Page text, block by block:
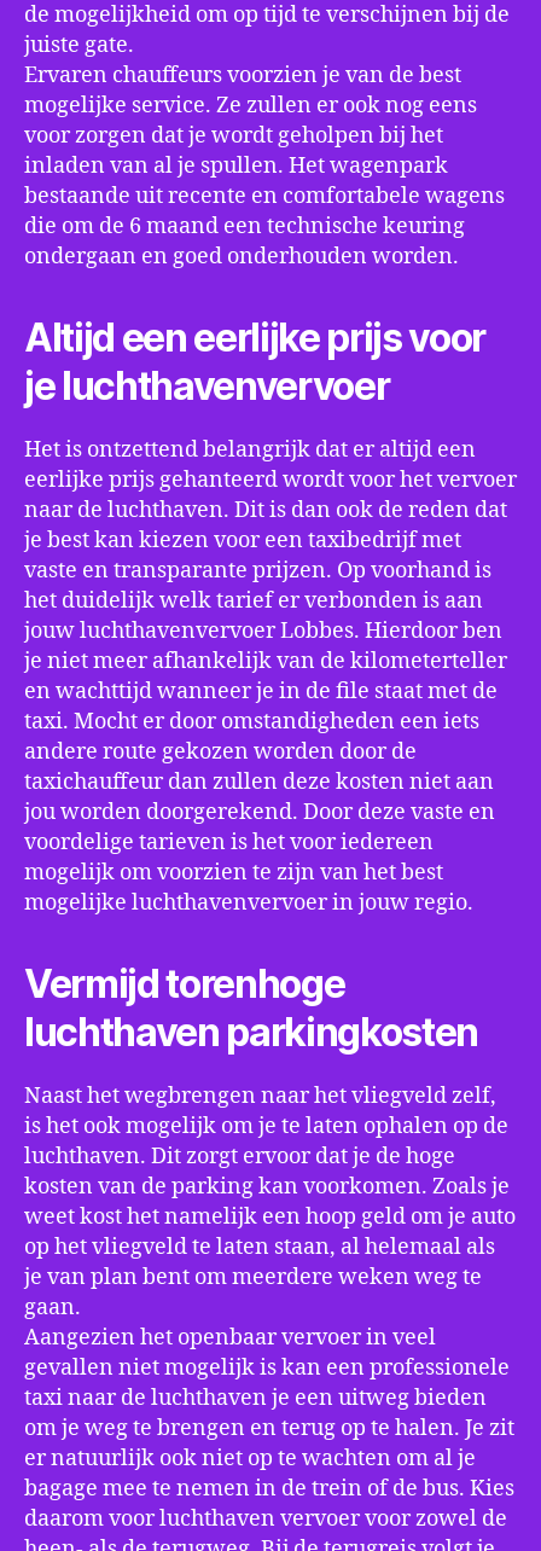
de mogelijkheid om op tijd te verschijnen bij de
juiste gate.
Ervaren chauffeurs voorzien je van de best
mogelijke service. Ze zullen er ook nog eens
voor zorgen dat je wordt geholpen bij het
inladen van al je spullen. Het wagenpark
bestaande uit recente en comfortabele wagens
die om de 6 maand een technische keuring
ondergaan en goed onderhouden worden.
Altijd een eerlijke prijs voor
je luchthavenvervoer
Het is ontzettend belangrijk dat er altijd een
eerlijke prijs gehanteerd wordt voor het vervoer
naar de luchthaven. Dit is dan ook de reden dat
je best kan kiezen voor een taxibedrijf met
vaste en transparante prijzen. Op voorhand is
het duidelijk welk tarief er verbonden is aan
jouw luchthavenvervoer Lobbes. Hierdoor ben
je niet meer afhankelijk van de kilometerteller
en wachttijd wanneer je in de file staat met de
taxi. Mocht er door omstandigheden een iets
andere route gekozen worden door de
taxichauffeur dan zullen deze kosten niet aan
jou worden doorgerekend. Door deze vaste en
voordelige tarieven is het voor iedereen
mogelijk om voorzien te zijn van het best
mogelijke luchthavenvervoer in jouw regio.
Vermijd torenhoge
luchthaven parkingkosten
Naast het wegbrengen naar het vliegveld zelf,
is het ook mogelijk om je te laten ophalen op de
luchthaven. Dit zorgt ervoor dat je de hoge
kosten van de parking kan voorkomen. Zoals je
weet kost het namelijk een hoop geld om je auto
op het vliegveld te laten staan, al helemaal als
je van plan bent om meerdere weken weg te
gaan.
Aangezien het openbaar vervoer in veel
gevallen niet mogelijk is kan een professionele
taxi naar de luchthaven je een uitweg bieden
om je weg te brengen en terug op te halen. Je zit
er natuurlijk ook niet op te wachten om al je
bagage mee te nemen in de trein of de bus. Kies
daarom voor luchthaven vervoer voor zowel de